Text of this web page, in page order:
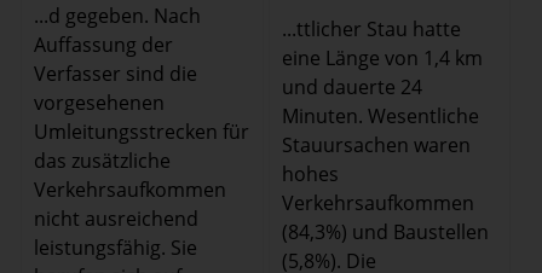
...d gegeben. Nach
Auffassung der
Verfasser sind die
vorgesehenen
Umleitungsstrecken für
das zusätzliche
Verkehrsaufkommen
nicht ausreichend
leistungsfähig. Sie
...ttlicher Stau hatte
eine Länge von 1,4 km
und dauerte 24
Minuten. Wesentliche
Stauursachen waren
hohes
Verkehrsaufkommen
(84,3%) und Baustellen
(5,8%). Die